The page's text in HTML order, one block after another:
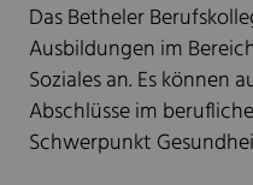
Das Betheler
Ausbildungen im
Soziales an. Es können
Abschlüsse im
Schwerpunkt